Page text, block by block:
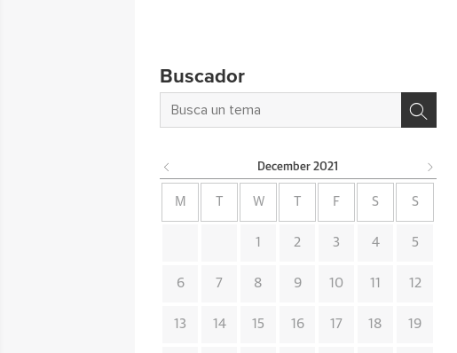
Buscador
December 2021
M W F S S
1 2 3 4 5
6 7 8 9 10 11 12
13 14 15 16 17 18 19